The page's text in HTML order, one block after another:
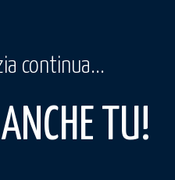
continua...
TU!